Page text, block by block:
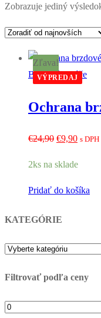
Zobrazuje jediný
Brzdové kotúče
Zľava!
VÝPREDAJ
Ochrana
€24,90 Pôvodná
bola:
€24,90.
€9,90
je:
€9,90.
s DPH
2ks na sklade
Pridať do košíka
KATEGÓRIE
Filtrovať podľa ceny
Minimálna